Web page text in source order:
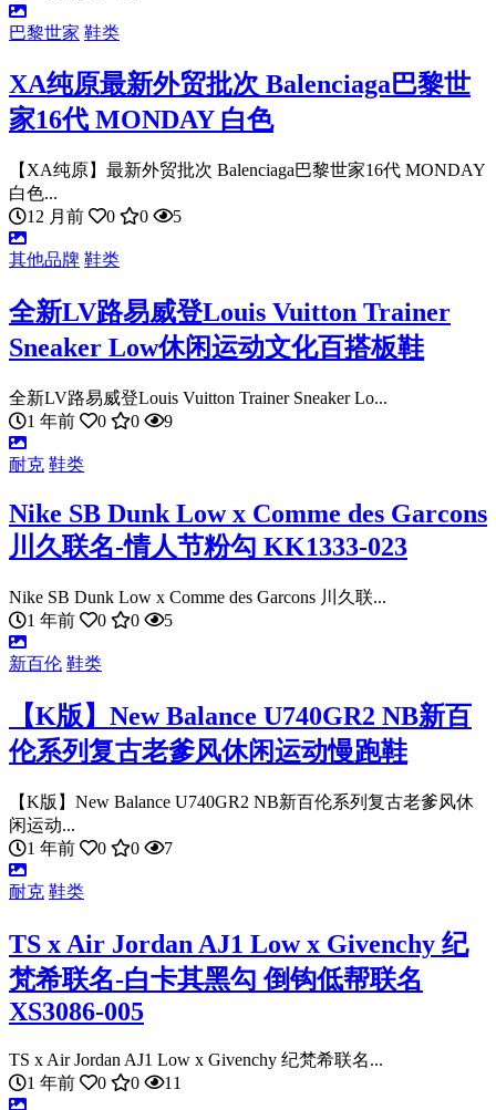
巴黎世家 鞋类
XA纯原最新外贸批次 Balenciaga巴黎世
家16代 MONDAY 白色
【XA纯原】最新外贸批次 Balenciaga巴黎世家16代 MONDAY
白色...
12 月前
0 0 5
其他品牌 鞋类
全新LV路易威登Louis Vuitton Trainer
Sneaker Low休闲运动文化百搭板鞋
全新LV路易威登Louis Vuitton Trainer Sneaker Lo...
1 年前
0 0 9
耐克 鞋类
Nike SB Dunk Low x Comme des Garcons
川久联名-情人节粉勾 KK1333-023
Nike SB Dunk Low x Comme des Garcons 川久联...
1 年前
0 0 5
新百伦 鞋类
【K版】New Balance U740GR2 NB新百
伦系列复古老爹风休闲运动慢跑鞋
【K版】New Balance U740GR2 NB新百伦系列复古老爹风休
闲运动...
1 年前
0 0 7
耐克 鞋类
TS x Air Jordan AJ1 Low x Givenchy 纪
梵希联名-白卡其黑勾 倒钩低帮联名
XS3086-005
TS x Air Jordan AJ1 Low x Givenchy 纪梵希联名...
1 年前
0 0 11